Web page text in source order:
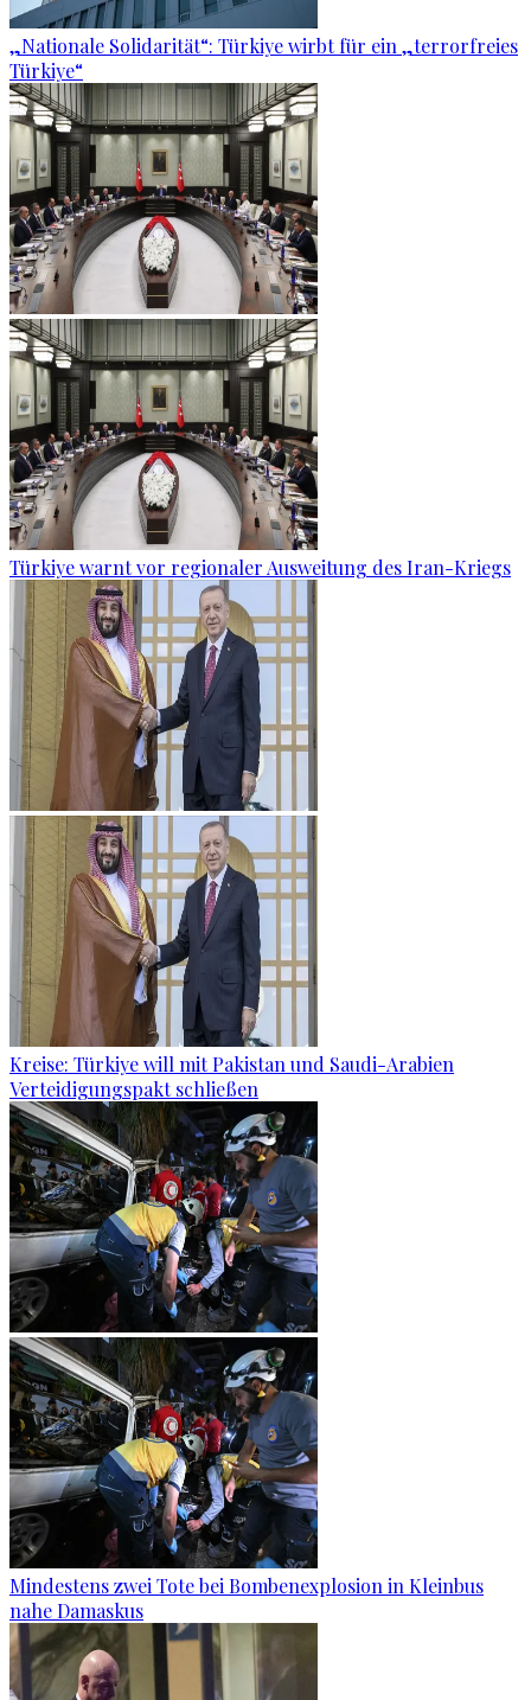
„Nationale Solidarität“: Türkiye wirbt für ein „terrorfreies
Türkiye“
Türkiye warnt vor regionaler Ausweitung des Iran-Kriegs
Kreise: Türkiye will mit Pakistan und Saudi-Arabien
Verteidigungspakt schließen
Mindestens zwei Tote bei Bombenexplosion in Kleinbus
nahe Damaskus